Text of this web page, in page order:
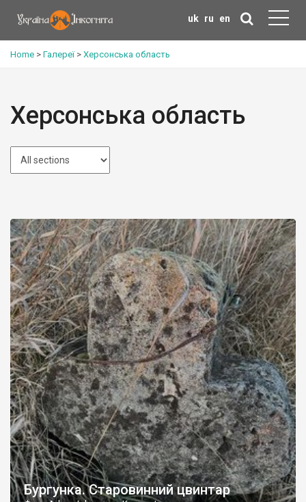
uk ru en
Home > Галереї> Херсонська область
Херсонська область
Бургунка. Старовинний цвинтар